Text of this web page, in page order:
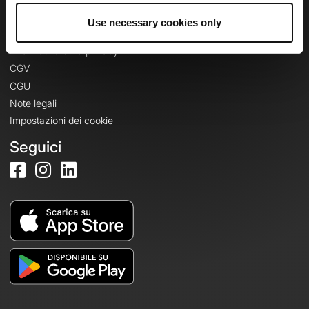
Use necessary cookies only
Informazioni legali
Informativa sulla privacy
CGV
CGU
Note legali
Impostazioni dei cookie
Seguici